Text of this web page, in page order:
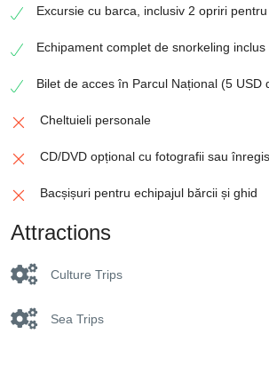
Excursie cu barca, inclusiv 2 opriri
Echipament complet de snorkeling inclus
Bilet de acces în Parcul Național (5 USD
Cheltuieli personale
CD/DVD opțional cu fotografii sau
Bacșișuri pentru echipajul bărcii și ghid
Attractions
Culture Trips
Sea Trips